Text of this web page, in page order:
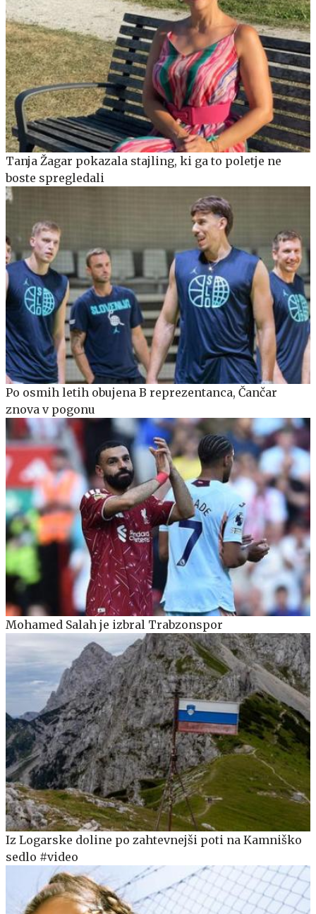
Tanja Žagar pokazala stajling, ki ga to poletje ne
boste spregledali
Po osmih letih obujena B reprezentanca, Čančar
znova v pogonu
Mohamed Salah je izbral Trabzonspor
Iz Logarske doline po zahtevnejši poti na Kamniško
sedlo #video